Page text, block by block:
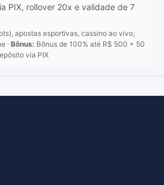
PIX, rollover 20x e validade de 7
apostas esportivas, cassino ao vivo,
· Bônus: Bônus de 100% até R$ 500 + 50
via PIX